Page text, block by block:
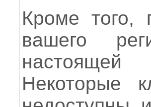
Кроме того,
вашего
Некоторые